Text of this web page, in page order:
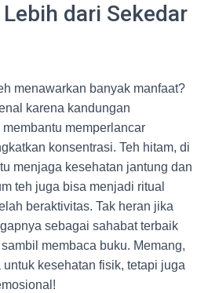
dari Sekedar
menawarkan banyak manfaat?
karena kandungan
memperlancar
konsentrasi. Teh hitam, di
menjaga kesehatan jantung dan
teh juga bisa menjadi ritual
beraktivitas. Tak heran jika
sebagai sahabat terbaik
membaca buku. Memang,
kesehatan fisik, tetapi juga